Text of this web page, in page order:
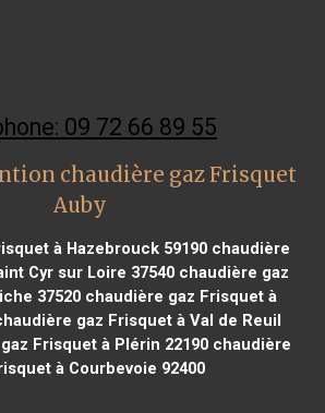
09 72 66 89 55
chaudière gaz Frisquet
Auby
à Hazebrouck 59190 chaudière
Cyr sur Loire 37540 chaudière gaz
37520chaudière gaz Frisquet à
gaz Frisquet à Val de Reuil
Frisquet à Plérin 22190chaudière
à Courbevoie 92400